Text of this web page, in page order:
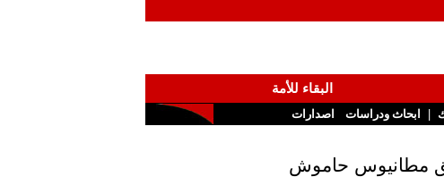
البقاء للأمة
| ابحاث ودراسات اصدارات
مطانيوس حاموش